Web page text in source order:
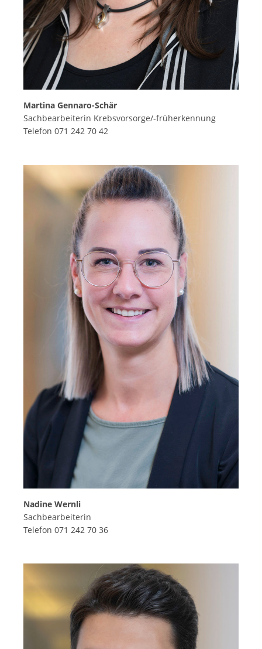
Martina Gennaro-Schär
Sachbearbeiterin Krebsvorsorge/-früherkennung
Telefon 071 242 70 42
Nadine Wernli
Sachbearbeiterin
Telefon 071 242 70 36